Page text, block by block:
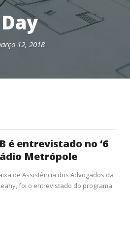
Day
12, 2018
é entrevistado no ‘6
Metrópole
de Assistência dos Advogados da
foi o entrevistado do programa